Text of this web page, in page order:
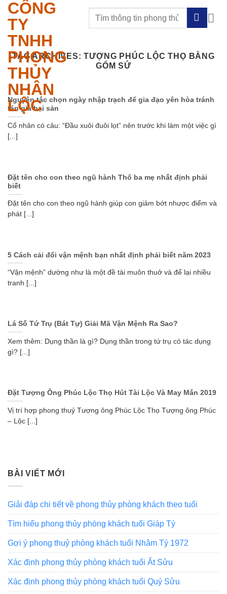
Skip
content
CÔNG
TY
TNHH
PHONG
THỦY
NHÂN
LỘC
TAG ARCHIVES:TƯỢNG PHÚC LỘC THỌ BẰNG
GỐM SỨ
Nguyên tắc chọn ngày nhập trạch để gia đạo yên hòa tránh
tán gia bại sản
Cổ nhân có câu: “Đầu xuôi đuôi lọt” nên trước khi làm một việc gì
[...]
Đặt tên cho con theo ngũ hành Thổ ba mẹ nhất định phải
biết
Đặt tên cho con theo ngũ hành giúp con giảm bớt nhược điểm và
phát [...]
5 Cách cải đổi vận mệnh bạn nhất định phải biết năm 2023
“Vận mệnh” dường như là một đề tài muôn thuở và để lại nhiều
tranh [...]
Lá Số Tứ Trụ (Bát Tự) Giải Mã Vận Mệnh Ra Sao?
Xem thêm: Dụng thần là gì? Dụng thần trong tứ trụ có tác dụng
gì? [...]
Đặt Tượng Ông Phúc Lộc Thọ Hút Tài Lộc Và May Mắn 2019
Vị trí hợp phong thuỷ Tượng ông Phúc Lộc Thọ Tượng ông Phúc
– Lộc [...]
BÀI VIẾT MỚI
Giải đáp chi tiết về phong thủy phòng khách theo tuổi
Tìm hiểu phong thủy phòng khách tuổi Giáp Tý
Gợi ý phong thuỷ phòng khách tuổi Nhâm Tý 1972
Xác định phong thủy phòng khách tuổi Ất Sửu
Xác định phong thủy phòng khách tuổi Quý Sửu